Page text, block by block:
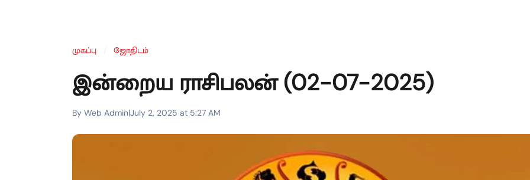
முகப்பு ஜோதிடம்
இன்றைய ராசிபலன் (02-07-2025)
By Web Admin|July 2, 2025 at 5:27 AM